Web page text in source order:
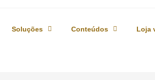
Soluções Conteúdos Loja